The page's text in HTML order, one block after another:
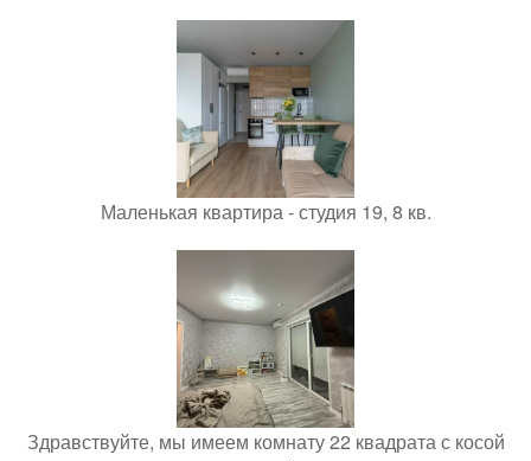
Маленькая квартира - студия 19, 8 кв.
Здравствуйте, мы имеем комнату 22 квадрата с косой